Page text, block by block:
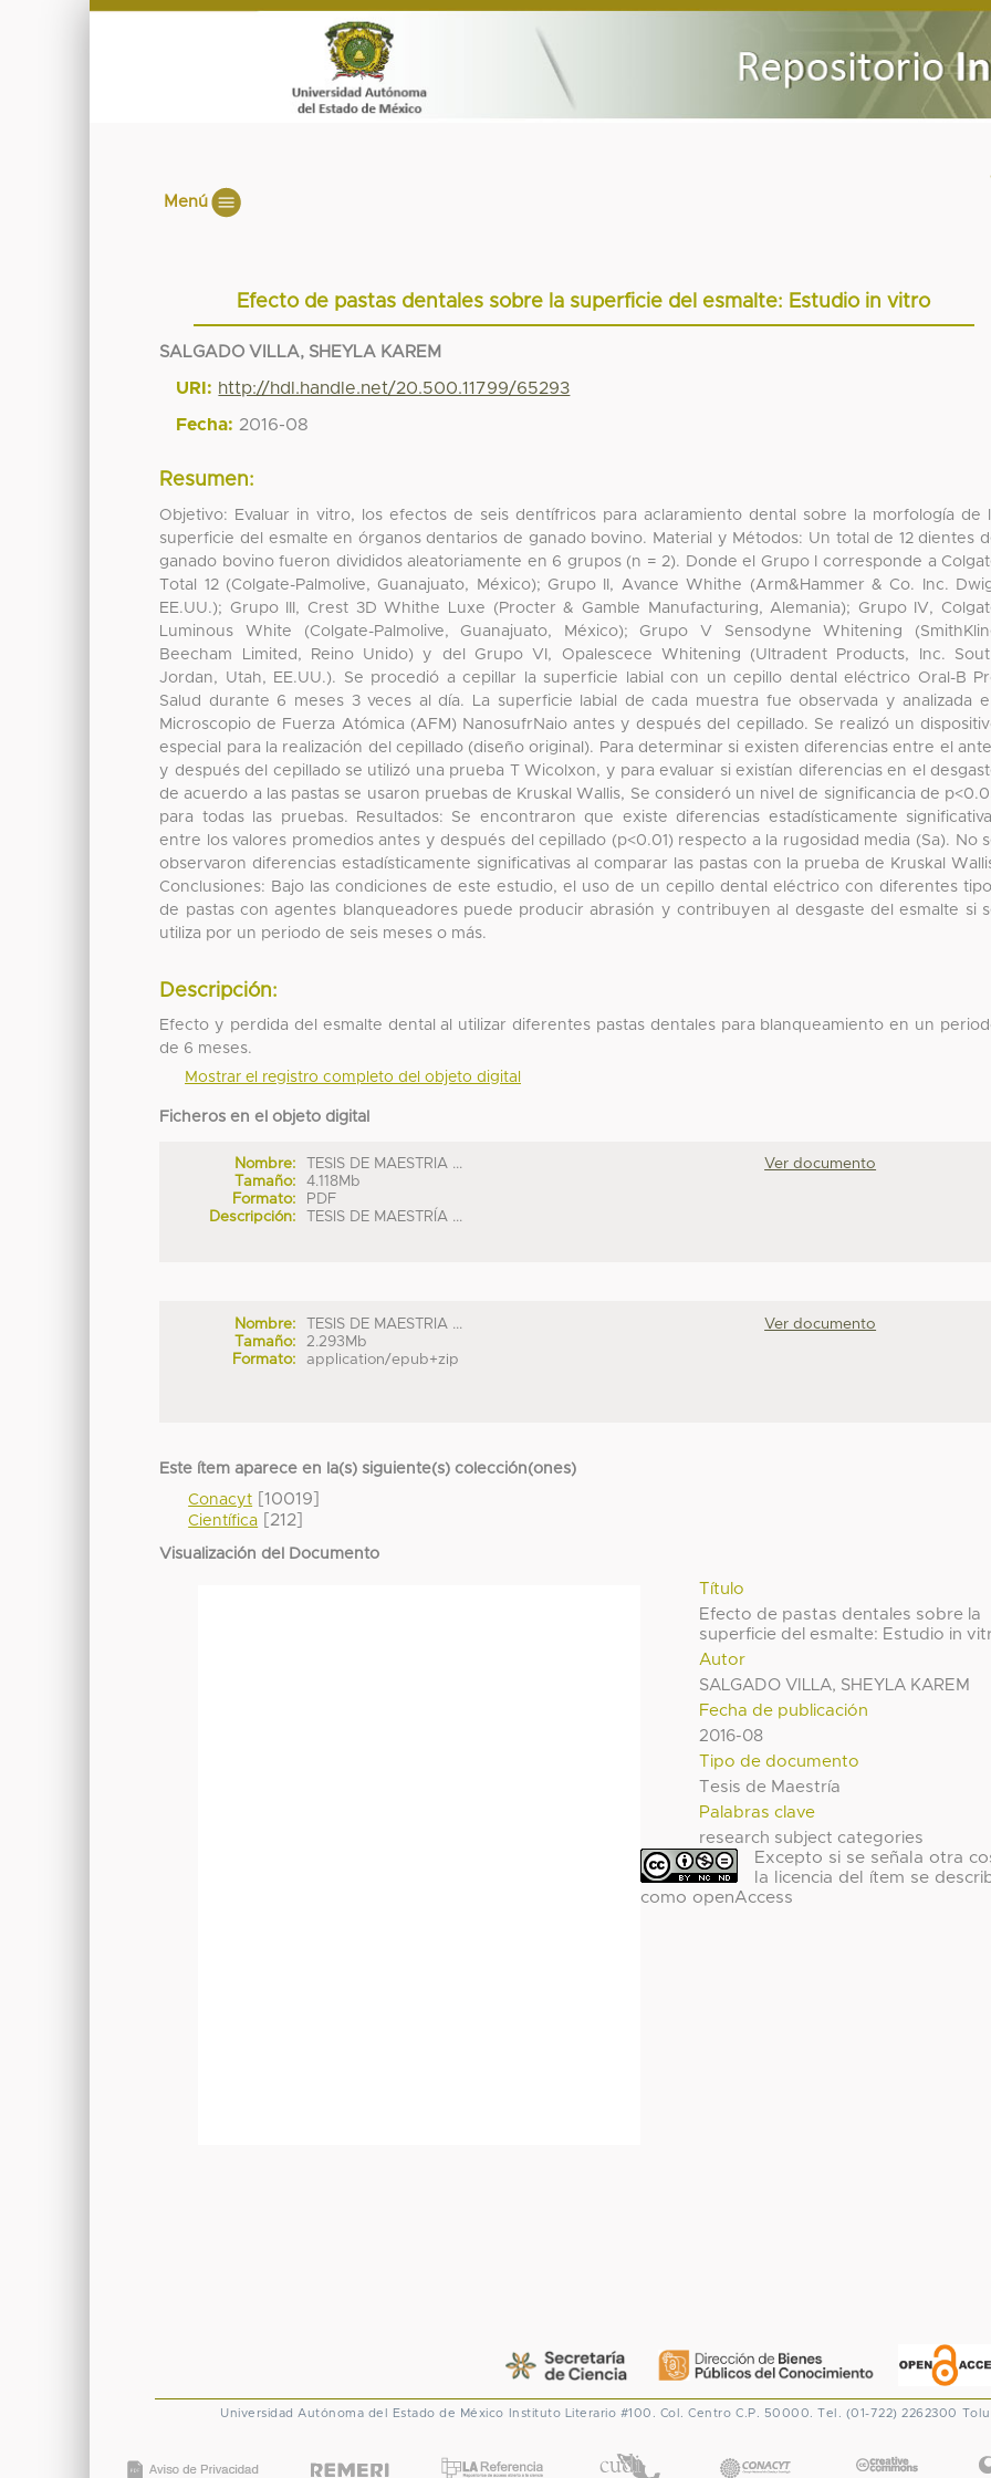
Menú
Efecto de pastas dentales sobre la superficie del esmalte: Estudio in vitro
SALGADO VILLA, SHEYLA KAREM
URI: http://hdl.handle.net/20.500.11799/65293
Fecha: 2016-08
Resumen:
Objetivo: Evaluar in vitro, los efectos de seis dentífricos para aclaramiento dental sobre la morfología de
superficie del esmalte en órganos dentarios de ganado bovino. Material y Métodos: Un total de 12 dientes
ganado bovino fueron divididos aleatoriamente en 6 grupos (n = 2). Donde el Grupo I corresponde a
Total 12 (Colgate-Palmolive, Guanajuato, México); Grupo II, Avance Whithe (Arm&Hammer & Co. Inc.
EE.UU.); Grupo III, Crest 3D Whithe Luxe (Procter & Gamble Manufacturing, Alemania); Grupo IV,
Luminous White (Colgate-Palmolive, Guanajuato, México); Grupo V Sensodyne Whitening
Beecham Limited, Reino Unido) y del Grupo VI, Opalescece Whitening (Ultradent Products, Inc.
Jordan, Utah, EE.UU.). Se procedió a cepillar la superficie labial con un cepillo dental eléctrico Oral-B
Salud durante 6 meses 3 veces al día. La superficie labial de cada muestra fue observada y analizada
Microscopio de Fuerza Atómica (AFM) NanosufrNaio antes y después del cepillado. Se realizó un
especial para la realización del cepillado (diseño original). Para determinar si existen diferencias entre el
y después del cepillado se utilizó una prueba T Wicolxon, y para evaluar si existían diferencias en el
de acuerdo a las pastas se usaron pruebas de Kruskal Wallis, Se consideró un nivel de significancia de
para todas las pruebas. Resultados: Se encontraron que existe diferencias estadísticamente
entre los valores promedios antes y después del cepillado (p<0.01) respecto a la rugosidad media (Sa). No
observaron diferencias estadísticamente significativas al comparar las pastas con la prueba de Kruskal
Conclusiones: Bajo las condiciones de este estudio, el uso de un cepillo dental eléctrico con diferentes
de pastas con agentes blanqueadores puede producir abrasión y contribuyen al desgaste del esmalte si
utiliza por un periodo de seis meses o más.
Descripción:
Efecto y perdida del esmalte dental al utilizar diferentes pastas dentales para blanqueamiento en un
de 6 meses.
Mostrar el registro completo del objeto digital
Ficheros en el objeto digital
Nombre:
TESIS DE MAESTRIA ...
Tamaño:
4.118Mb
Formato:
PDF
Descripción:
TESIS DE MAESTRÍA ...
Ver documento
Nombre:
TESIS DE MAESTRIA ...
Tamaño:
2.293Mb
Formato:
application/epub+zip
Ver documento
Este ítem aparece en la(s) siguiente(s) colección(ones)
Conacyt [10019]
Científica [212]
Visualización del Documento
Título
Efecto de pastas dentales sobre la
superficie del esmalte: Estudio in
Autor
SALGADO VILLA, SHEYLA KAREM
Fecha de publicación
2016-08
Tipo de documento
Tesis de Maestría
Palabras clave
research subject categories
Excepto si se señala otra
la licencia del ítem se
como openAccess
Universidad Autónoma del Estado de México Instituto Literario #100. Col. Centro C.P. 50000. Tel. (01-722) 2262300